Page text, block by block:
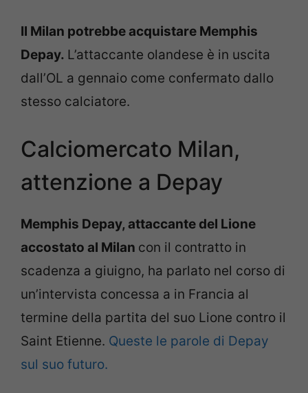
Il Milan potrebbe acquistare Memphis
Depay. L’attaccante olandese è in uscita
dall’OL a gennaio come confermato dallo
stesso calciatore.
Calciomercato Milan,
attenzione a Depay
Memphis Depay, attaccante del Lione
accostato al Milan con il contratto in
scadenza a giuigno, ha parlato nel corso di
un’intervista concessa a in Francia al
termine della partita del suo Lione contro il
Saint Etienne. Queste le parole di Depay
sul suo futuro.